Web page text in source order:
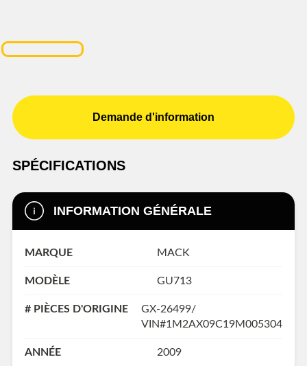
Demande d'information
SPÉCIFICATIONS
INFORMATION GÉNÉRALE
MARQUE MACK
MODÈLE GU713
# PIÈCES D'ORIGINE
GX-26499/
VIN#1M2AX09C19M005304
ANNÉE 2009